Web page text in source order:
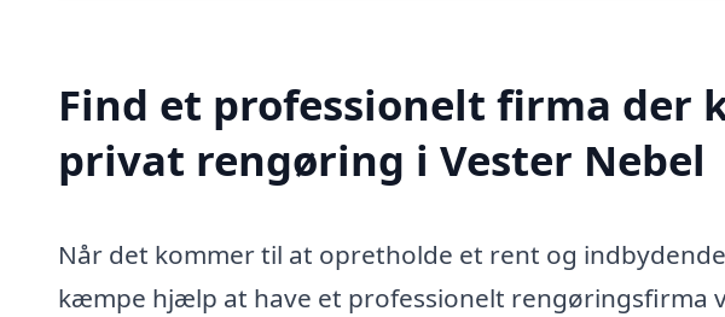
Find et professionelt firma der
privat rengøring i Vester Nebel
Når det kommer til at opretholde et rent og
kæmpe hjælp at have et professionelt rengøringsfirma